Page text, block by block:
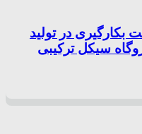
بکارگیری در تولید
سیکل ترکیبی